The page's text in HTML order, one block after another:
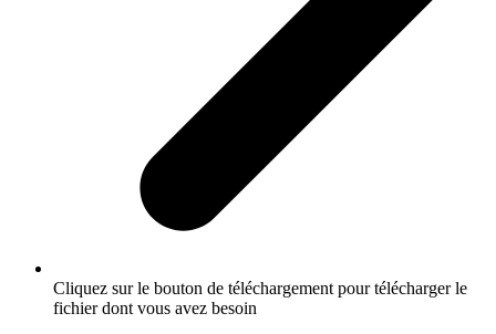
Cliquez sur le bouton de téléchargement pour télécharger le
fichier dont vous avez besoin